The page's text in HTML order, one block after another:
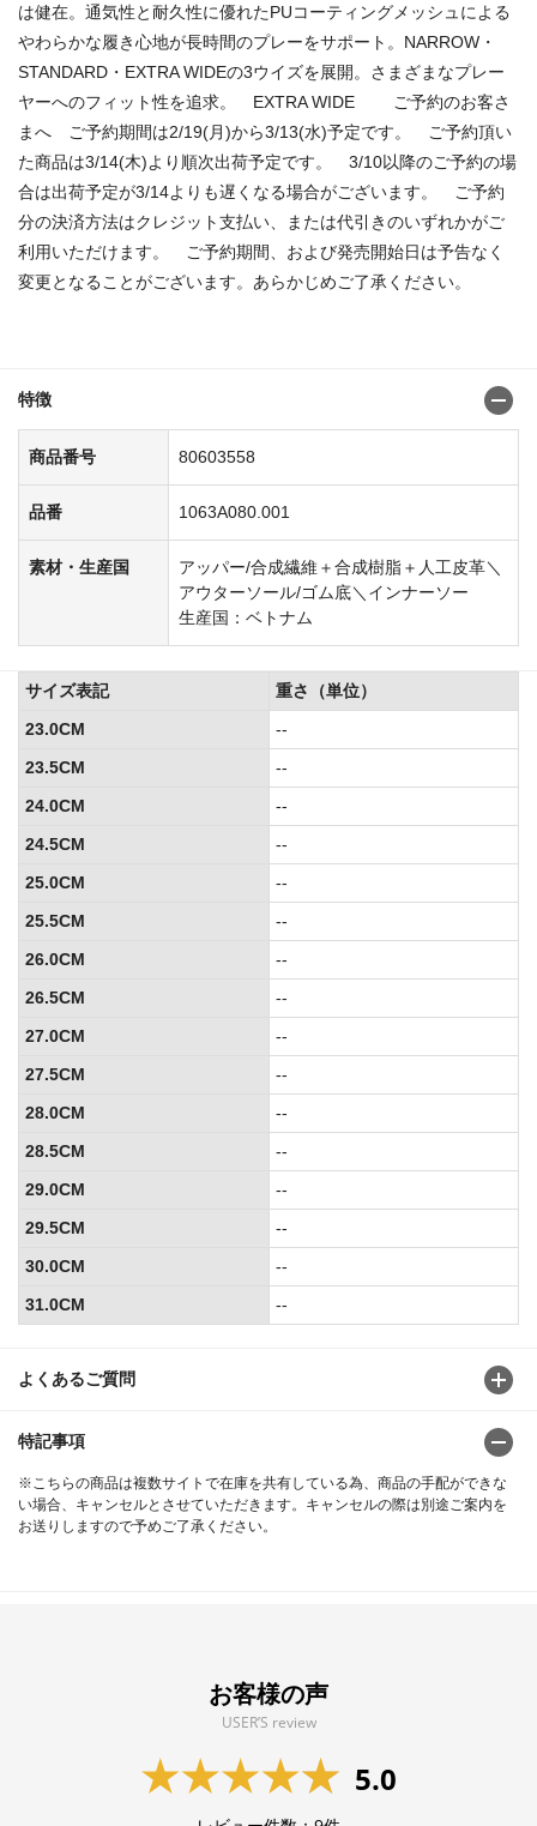
は健在。通気性と耐久性に優れたPUコーティングメッシュによる
やわらかな履き心地が長時間のプレーをサポート。NARROW・
STANDARD・EXTRA WIDEの3ウイズを展開。さまざまなプレー
ヤーへのフィット性を追求。 EXTRA WIDE ご予約のお客さ
まへ ご予約期間は2/19(月)から3/13(水)予定です。 ご予約頂い
た商品は3/14(木)より順次出荷予定です。 3/10以降のご予約の場
合は出荷予定が3/14よりも遅くなる場合がございます。 ご予約
分の決済方法はクレジット支払い、または代引きのいずれかがご
利用いただけます。 ご予約期間、および発売開始日は予告なく
変更となることがございます。あらかじめご了承ください。
特徴
商品番号 80603558
品番 1063A080.001
素材・生産国
アッパー/合成繊維＋合成樹脂＋人工皮革＼
アウターソール/ゴム底＼インナーソー
生産国：ベトナム
よくあるご質問
特記事項
※こちらの商品は複数サイトで在庫を共有している為、商品の手配ができな
い場合、キャンセルとさせていただきます。キャンセルの際は別途ご案内を
お送りしますので予めご了承ください。
サイズ表記
重さ（単位）
23.0CM
--
23.5CM
--
24.0CM
--
24.5CM
--
25.0CM
--
25.5CM
--
26.0CM
--
26.5CM
--
27.0CM
--
27.5CM
--
28.0CM
--
28.5CM
--
29.0CM
--
29.5CM
--
30.0CM
--
31.0CM
--
お客様の声
USER’S review
5.0